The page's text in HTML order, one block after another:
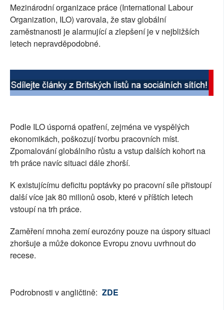
SOCIÁLNÍ SÍTĚ
RUBRIKY
Mezinárodní organizace práce (International Labour
Organization, ILO) varovala, že stav globální
zaměstnanosti je alarmující a zlepšení je v nejbližších
letech nepravděpodobné.
Podle ILO úsporná opatření, zejména ve vyspělých
ekonomikách, poškozují tvorbu pracovních míst.
Zpomalování globálního růstu a vstup dalších kohort na
trh práce navíc situaci dále zhorší.
K existujícímu deficitu poptávky po pracovní síle přistoupí
další více jak 80 milionů osob, které v příštích letech
vstoupí na trh práce.
Zaměření mnoha zemí eurozóny pouze na úspory situaci
zhoršuje a může dokonce Evropu znovu uvrhnout do
recese.
Podrobnosti v angličtině: ZDE